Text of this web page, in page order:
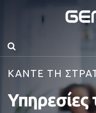
ΚΑΝΤΕ ΤΗ
Υπηρεσίες